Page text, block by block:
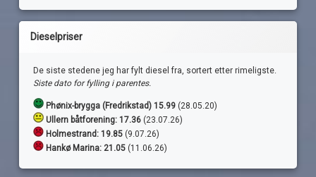
Dieselpriser
De siste stedene jeg har fylt diesel fra, sortert etter rimeligste.
Siste dato for fylling i parentes.
Phønix-brygga (Fredrikstad) 15.99 (28.05.20)
Ullern båtforening: 17.36 (23.07.26)
Holmestrand: 19.85 (9.07.26)
Hankø Marina: 21.05 (11.06.26)